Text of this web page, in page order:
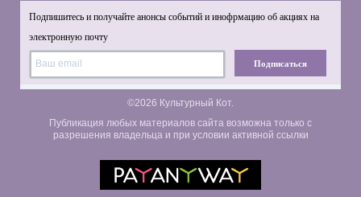
Подпишитесь и получайте анонсы событий и инофрмацию об акциях на
электронную почту
Подписаться
©2026 Культурный Кот.
Публикация любых материалов сайта возможна только с
разрешения владельца и при условии активной ссылки